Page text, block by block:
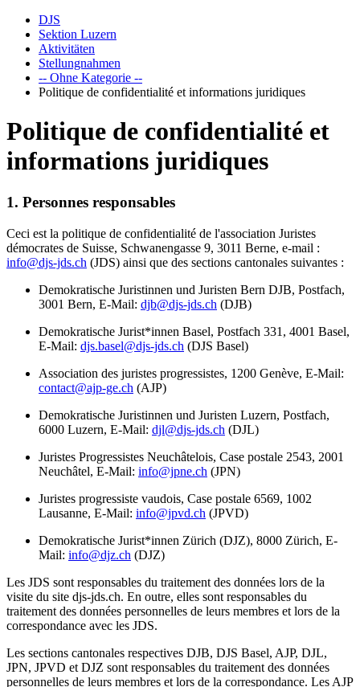
DJS
Sektion Luzern
Aktivitäten
Stellungnahmen
-- Ohne Kategorie --
Politique de confidentialité et informations juridiques
Politique de confidentialité et
informations juridiques
1. Personnes responsables
Ceci est la politique de confidentialité de l'association Juristes
démocrates de Suisse, Schwanengasse 9, 3011 Berne, e-mail :
info@djs-jds.ch (JDS) ainsi que des sections cantonales suivantes :
Demokratische Juristinnen und Juristen Bern DJB, Postfach,
3001 Bern, E-Mail: djb@djs-jds.ch (DJB)
Demokratische Jurist*innen Basel, Postfach 331, 4001 Basel,
E-Mail: djs.basel@djs-jds.ch (DJS Basel)
Association des juristes progressistes, 1200 Genève, E-Mail:
contact@ajp-ge.ch (AJP)
Demokratische Juristinnen und Juristen Luzern, Postfach,
6000 Luzern, E-Mail: djl@djs-jds.ch (DJL)
Juristes Progressistes Neuchâtelois, Case postale 2543, 2001
Neuchâtel, E-Mail: info@jpne.ch (JPN)
Juristes progressiste vaudois, Case postale 6569, 1002
Lausanne, E-Mail: info@jpvd.ch (JPVD)
Demokratische Jurist*innen Zürich (DJZ), 8000 Zürich, E-
Mail: info@djz.ch (DJZ)
Les JDS sont responsables du traitement des données lors de la
visite du site djs-jds.ch. En outre, elles sont responsables du
traitement des données personnelles de leurs membres et lors de la
correspondance avec les JDS.
Les sections cantonales respectives DJB, DJS Basel, AJP, DJL,
JPN, JPVD et DJZ sont responsables du traitement des données
personnelles de leurs membres et lors de la correspondance. Les AJP